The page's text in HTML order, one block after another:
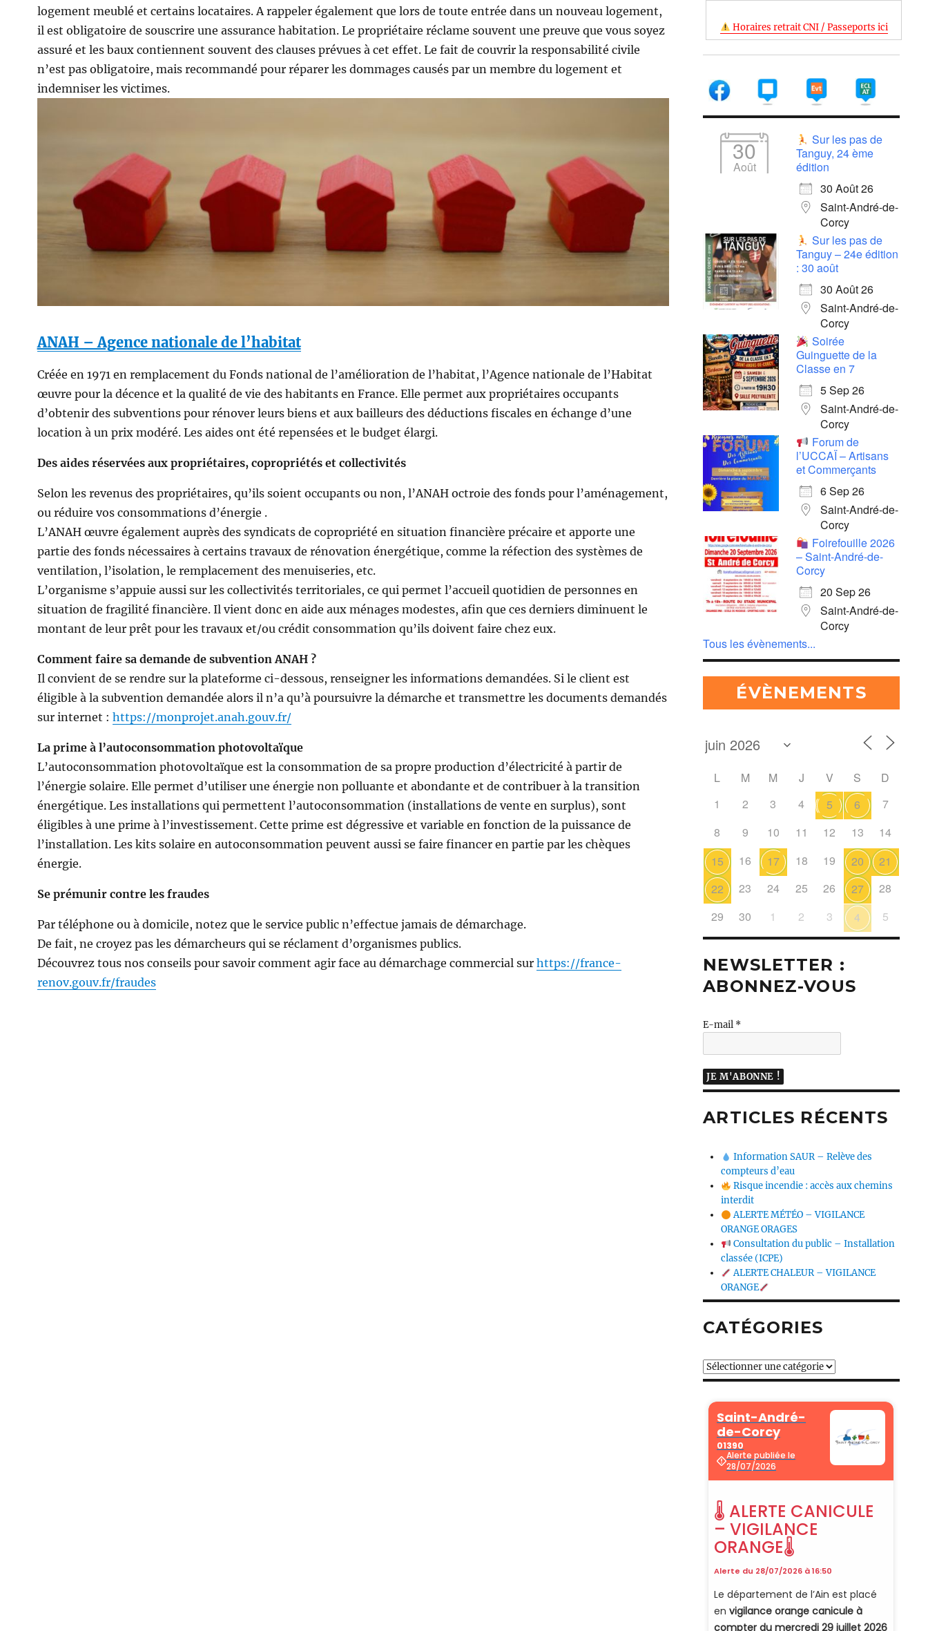
logement meublé et certains locataires. A rappeler également que lors de toute entrée dans un nouveau logement,
il est obligatoire de souscrire une assurance habitation. Le propriétaire réclame souvent une preuve que vous soyez
assuré et les baux contiennent souvent des clauses prévues à cet effet. Le fait de couvrir la responsabilité civile
n’est pas obligatoire, mais recommandé pour réparer les dommages causés par un membre du logement et
indemniser les victimes.
ANAH – Agence nationale de l’habitat
Créée en 1971 en remplacement du Fonds national de l’amélioration de l’habitat, l’Agence nationale de l’Habitat
œuvre pour la décence et la qualité de vie des habitants en France. Elle permet aux propriétaires occupants
d’obtenir des subventions pour rénover leurs biens et aux bailleurs des déductions fiscales en échange d’une
location à un prix modéré. Les aides ont été repensées et le budget élargi.
Des aides réservées aux propriétaires, copropriétés et collectivités
Selon les revenus des propriétaires, qu’ils soient occupants ou non, l’ANAH octroie des fonds pour l’aménagement,
ou réduire vos consommations d’énergie .
L’ANAH œuvre également auprès des syndicats de copropriété en situation financière précaire et apporte une
partie des fonds nécessaires à certains travaux de rénovation énergétique, comme la réfection des systèmes de
ventilation, l’isolation, le remplacement des menuiseries, etc.
L’organisme s’appuie aussi sur les collectivités territoriales, ce qui permet l’accueil quotidien de personnes en
situation de fragilité financière. Il vient donc en aide aux ménages modestes, afin que ces derniers diminuent le
montant de leur prêt pour les travaux et/ou crédit consommation qu’ils doivent faire chez eux.
Comment faire sa demande de subvention ANAH ?
Il convient de se rendre sur la plateforme ci-dessous, renseigner les informations demandées. Si le client est
éligible à la subvention demandée alors il n’a qu’à poursuivre la démarche et transmettre les documents demandés
sur internet : https://monprojet.anah.gouv.fr/
La prime à l’autoconsommation photovoltaïque
L’autoconsommation photovoltaïque est la consommation de sa propre production d’électricité à partir de
l’énergie solaire. Elle permet d’utiliser une énergie non polluante et abondante et de contribuer à la transition
énergétique. Les installations qui permettent l’autoconsommation (installations de vente en surplus), sont
éligibles à une prime à l’investissement. Cette prime est dégressive et variable en fonction de la puissance de
l’installation. Les kits solaire en autoconsommation peuvent aussi se faire financer en partie par les chèques
énergie.
Se prémunir contre les fraudes
Par téléphone ou à domicile, notez que le service public n’effectue jamais de démarchage.
De fait, ne croyez pas les démarcheurs qui se réclament d’organismes publics.
Découvrez tous nos conseils pour savoir comment agir face au démarchage commercial sur https://france-
renov.gouv.fr/fraudes
Horaires retrait CNI / Passeports ici
30
Août
Sur les pas de
Tanguy, 24 ème
édition
30 Août 26
Saint-André-de-
Corcy
Sur les pas de
Tanguy – 24e édition
: 30 août
30 Août 26
Saint-André-de-
Corcy
Soirée
Guinguette de la
Classe en 7
5 Sep 26
Saint-André-de-
Corcy
Forum de
l’UCCAÏ – Artisans
et Commerçants
6 Sep 26
Saint-André-de-
Corcy
Foirefouille 2026
– Saint-André-de-
Corcy
20 Sep 26
Saint-André-de-
Corcy
Tous les évènements...
ÉVÈNEMENTS
L M M J V S
D
1
2 3 4 5 6
7
8
9 10 11 12 13
14
15
16 17 18 19 20
21
22
23 24 25 26 27
28
29
30 1 2 3 4 5
NEWSLETTER :
ABONNEZ-VOUS
E-mail *
ARTICLES RÉCENTS
Information SAUR – Relève des
compteurs d’eau
Risque incendie : accès aux chemins
interdit
ALERTE MÉTÉO – VIGILANCE
ORANGE ORAGES
Consultation du public – Installation
classée (ICPE)
ALERTE CHALEUR – VIGILANCE
ORANGE
CATÉGORIES
Catégories